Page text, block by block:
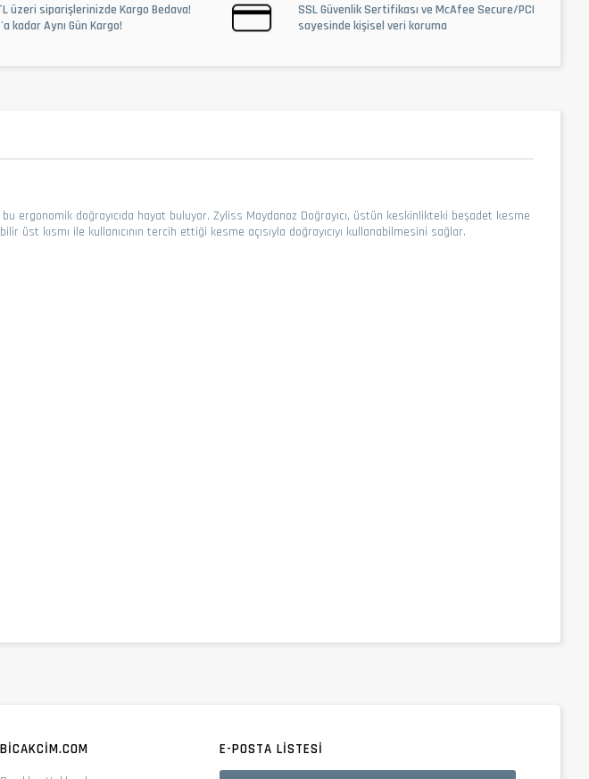
üzeri siparişlerinizde Kargo Bedava!
kadar Aynı Gün Kargo!
SSL Güvenlik Sertifikası ve McAfee Secure/PCI
sayesinde kişisel veri koruma
bu ergonomik doğrayıcıda hayat buluyor. Zyliss Maydanoz Doğrayıcı, üstün keskinlikteki beşadet kesme
üst kısmı ile kullanıcının tercih ettiği kesme açısıyla doğrayıcıyı kullanabilmesini sağlar.
BICAKCIM.COM
E-POSTA LISTESI